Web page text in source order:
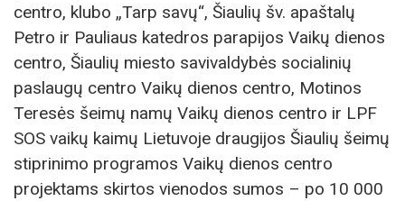
centro, klubo „Tarp savų“, Šiaulių šv. apaštalų
Petro ir Pauliaus katedros parapijos Vaikų dienos
centro, Šiaulių miesto savivaldybės socialinių
paslaugų centro Vaikų dienos centro, Motinos
Teresės šeimų namų Vaikų dienos centro ir LPF
SOS vaikų kaimų Lietuvoje draugijos Šiaulių šeimų
stiprinimo programos Vaikų dienos centro
projektams skirtos vienodos sumos – po 10 000